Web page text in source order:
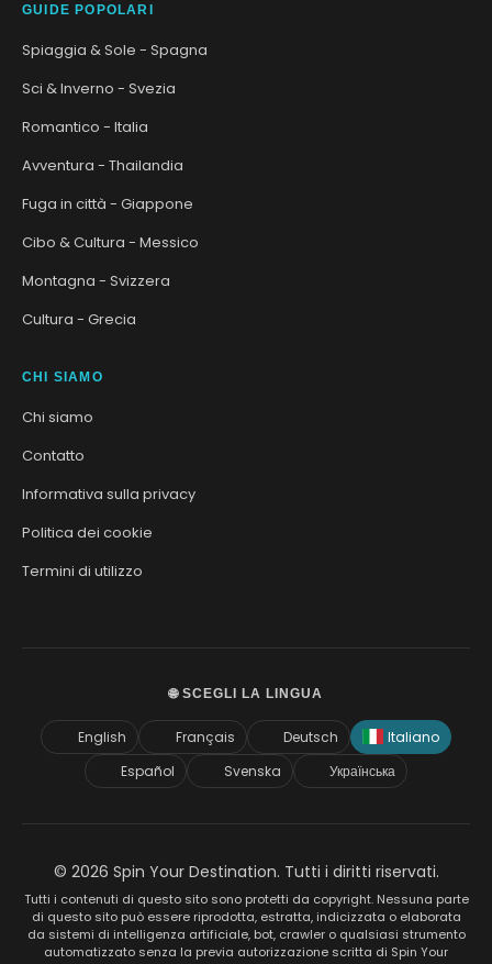
GUIDE POPOLARI
Spiaggia & Sole - Spagna
Sci & Inverno - Svezia
Romantico - Italia
Avventura - Thailandia
Fuga in città - Giappone
Cibo & Cultura - Messico
Montagna - Svizzera
Cultura - Grecia
CHI SIAMO
Chi siamo
Contatto
Informativa sulla privacy
Politica dei cookie
Termini di utilizzo
🌐 SCEGLI LA LINGUA
English Français Deutsch
Italiano
Español
Svenska Українська
© 2026 Spin Your Destination. Tutti i diritti riservati.
Tutti i contenuti di questo sito sono protetti da copyright. Nessuna parte
di questo sito può essere riprodotta, estratta, indicizzata o elaborata
da sistemi di intelligenza artificiale, bot, crawler o qualsiasi strumento
automatizzato senza la previa autorizzazione scritta di Spin Your